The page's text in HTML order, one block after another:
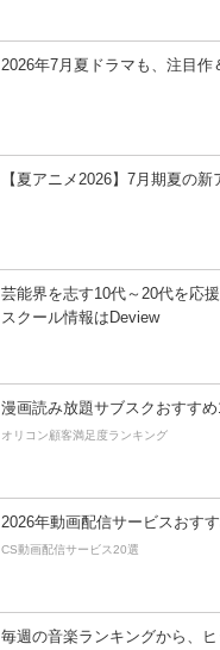
2026年7月夏ドラマも、注目作
【夏アニメ2026】7月期夏の新
芸能界を志す10代～20代を応
スクール情報はDeview
漫画読み放題サブスクおすすめ
オリコン顧客満足度ランキング
2026年動画配信サービスおす
CS動画配信サービス20選
毎週の音楽ランキングから、